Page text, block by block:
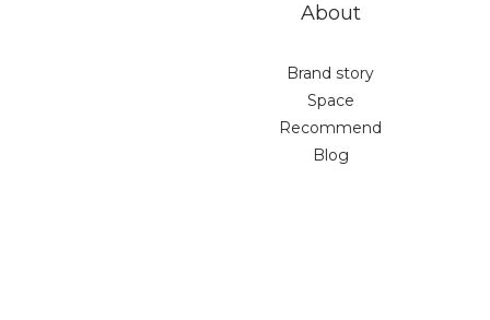
About
Brand story
Space
Recommend
Blog